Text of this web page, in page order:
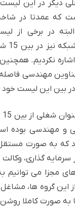
دیگر در این
که عمدتا در
در برخی از
اشاره نکردیم.
مهندسی
بین این لیست خود
که به صورت
سرمایه گذاری،
مجزا می توانیم
گروه ها،
به صورت کاملا